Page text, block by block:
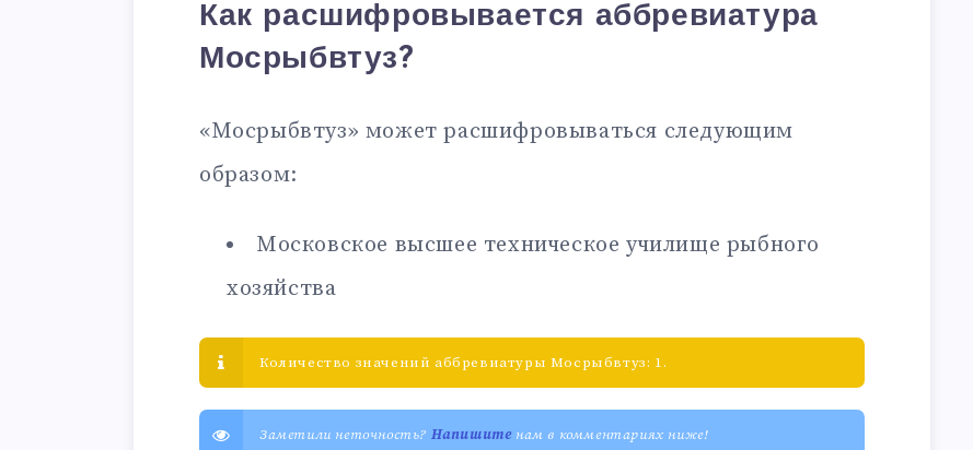
Как расшифровывается аббревиатура
Мосрыбвтуз?
«Мосрыбвтуз» может расшифровываться следующим
образом:
Московское высшее техническое училище рыбного
хозяйства
Количество значений аббревиатуры Мосрыбвтуз: 1.
Заметили неточность? Напишитенам в комментариях ниже!